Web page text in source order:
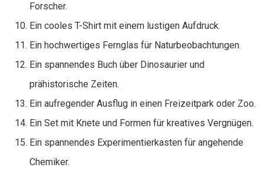
Forscher.
Ein cooles T-Shirt mit einem lustigen Aufdruck.
Ein hochwertiges Fernglas für Naturbeobachtungen.
Ein spannendes Buch über Dinosaurier und
prähistorische Zeiten.
Ein aufregender Ausflug in einen Freizeitpark oder Zoo.
Ein Set mit Knete und Formen für kreatives Vergnügen.
Ein spannendes Experimentierkasten für angehende
Chemiker.